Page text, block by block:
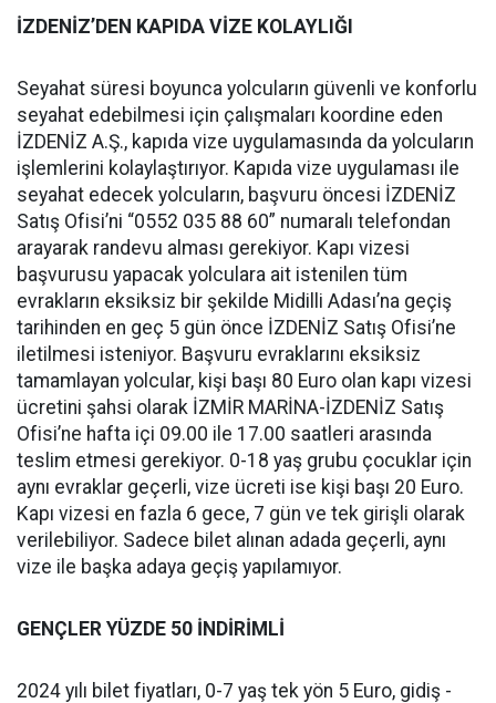
İZDENİZ’DEN KAPIDA VİZE KOLAYLIĞI
Seyahat süresi boyunca yolcuların güvenli ve konforlu
seyahat edebilmesi için çalışmaları koordine eden
İZDENİZ A.Ş., kapıda vize uygulamasında da yolcuların
işlemlerini kolaylaştırıyor. Kapıda vize uygulaması ile
seyahat edecek yolcuların, başvuru öncesi İZDENİZ
Satış Ofisi’ni “0552 035 88 60” numaralı telefondan
arayarak randevu alması gerekiyor. Kapı vizesi
başvurusu yapacak yolculara ait istenilen tüm
evrakların eksiksiz bir şekilde Midilli Adası’na geçiş
tarihinden en geç 5 gün önce İZDENİZ Satış Ofisi’ne
iletilmesi isteniyor. Başvuru evraklarını eksiksiz
tamamlayan yolcular, kişi başı 80 Euro olan kapı vizesi
ücretini şahsi olarak İZMİR MARİNA-İZDENİZ Satış
Ofisi’ne hafta içi 09.00 ile 17.00 saatleri arasında
teslim etmesi gerekiyor. 0-18 yaş grubu çocuklar için
aynı evraklar geçerli, vize ücreti ise kişi başı 20 Euro.
Kapı vizesi en fazla 6 gece, 7 gün ve tek girişli olarak
verilebiliyor. Sadece bilet alınan adada geçerli, aynı
vize ile başka adaya geçiş yapılamıyor.
GENÇLER YÜZDE 50 İNDİRİMLİ
2024 yılı bilet fiyatları, 0-7 yaş tek yön 5 Euro, gidiş -